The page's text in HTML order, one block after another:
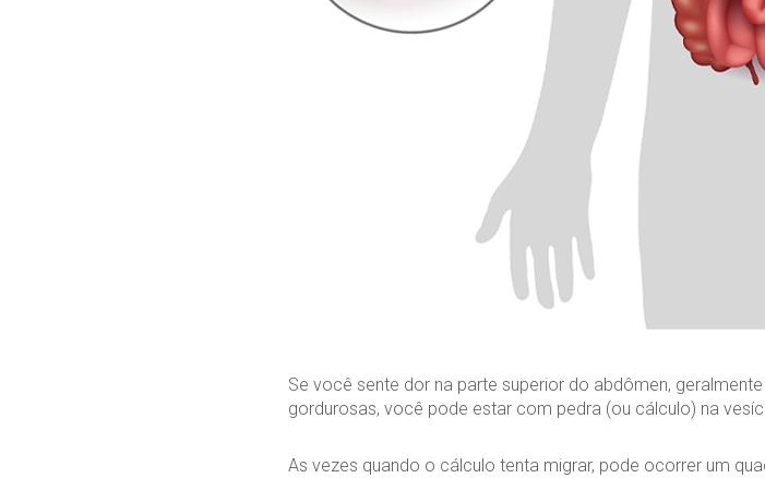
Se você sente dor na parte superior do abdômen,
gordurosas, você pode estar com pedra (ou cálculo) na
As vezes quando o cálculo tenta migrar, pode ocorrer um